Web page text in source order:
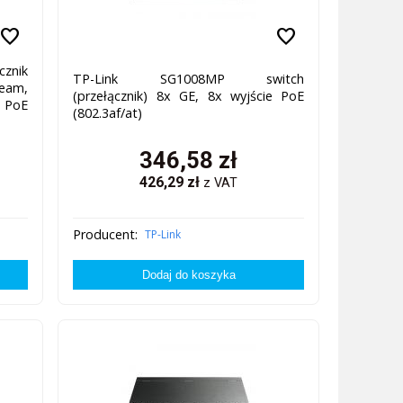
favorite favorite
TP-Link SG1008MP switch
(przełącznik) 8x GE, 8x wyjście PoE
(802.3af/at)
346,58 zł
426,29 zł z VAT
Producent: TP-Link